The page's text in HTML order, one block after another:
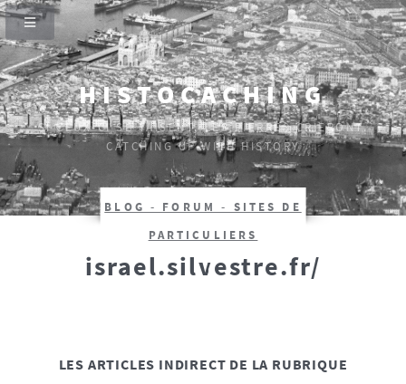
HISTOCACHING
SI CEUX-CI SE TAISENT, LES PIERRES CRIERONT.
CATCHING UP WITH HISTORY
BLOG - FORUM - SITES DE
PARTICULIERS
israel.silvestre.fr/
LES ARTICLES INDIRECT DE LA RUBRIQUE